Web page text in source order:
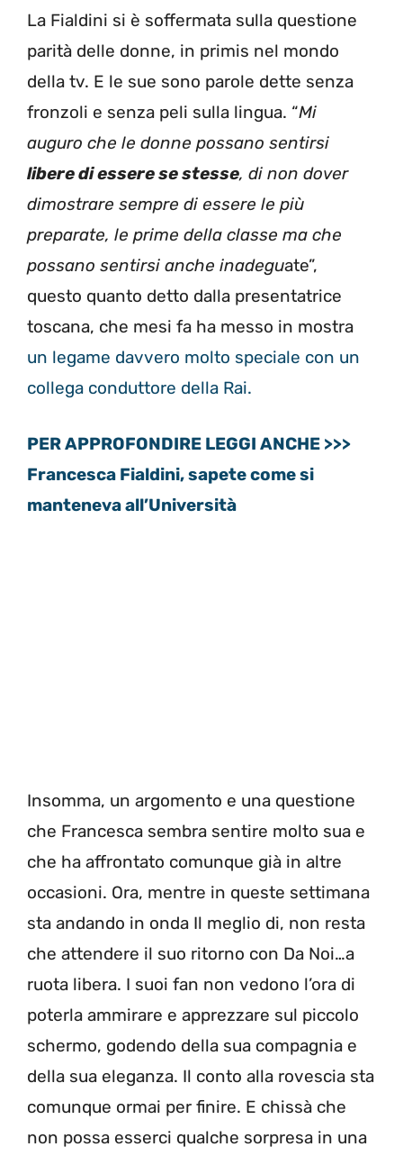
La Fialdini si è soffermata sulla questione
parità delle donne, in primis nel mondo
della tv. E le sue sono parole dette senza
fronzoli e senza peli sulla lingua. “Mi
auguro che le donne possano sentirsi
libere di essere se stesse, di non dover
dimostrare sempre di essere le più
preparate, le prime della classe ma che
possano sentirsi anche inadeguate”,
questo quanto detto dalla presentatrice
toscana, che mesi fa ha messo in mostra
un legame davvero molto speciale con un
collega conduttore della Rai.
PER APPROFONDIRE LEGGI ANCHE >>>
Francesca Fialdini, sapete come si
manteneva all’Università
Insomma, un argomento e una questione
che Francesca sembra sentire molto sua e
che ha affrontato comunque già in altre
occasioni. Ora, mentre in queste settimana
sta andando in onda Il meglio di, non resta
che attendere il suo ritorno con Da Noi…a
ruota libera. I suoi fan non vedono l’ora di
poterla ammirare e apprezzare sul piccolo
schermo, godendo della sua compagnia e
della sua eleganza. Il conto alla rovescia sta
comunque ormai per finire. E chissà che
non possa esserci qualche sorpresa in una